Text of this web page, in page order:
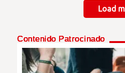
Load
Contenido Patrocinado